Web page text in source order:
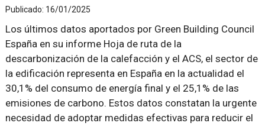
Publicado: 16/01/2025
Los últimos datos aportados por Green Building Council
España en su informe Hoja de ruta de la
descarbonización de la calefacción y el ACS, el sector de
la edificación representa en España en la actualidad el
30,1% del consumo de energía final y el 25,1% de las
emisiones de carbono. Estos datos constatan la urgente
necesidad de adoptar medidas efectivas para reducir el